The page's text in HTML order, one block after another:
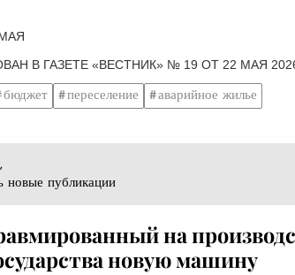
В ГАЗЕТЕ «ВЕСТНИК» № 19 ОТ 22 МАЯ
бюджет переселение аварийное жилье
новые публикации
на
новую машину